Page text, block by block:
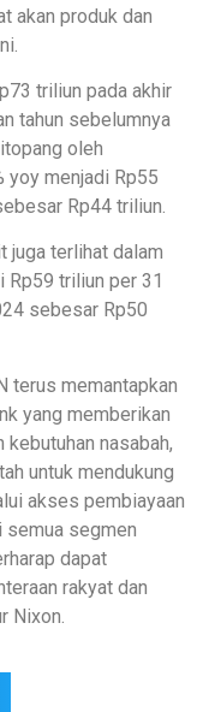
akan produk dan
triliun pada akhir
tahun sebelumnya
oleh
yoy menjadi Rp55
Rp44 triliun.
juga terlihat dalam
Rp59 triliun per 31
sebesar Rp50
terus memantapkan
yang memberikan
nasabah,
untuk mendukung
akses pembiayaan
semua segmen
dapat
rakyat dan
Nixon.